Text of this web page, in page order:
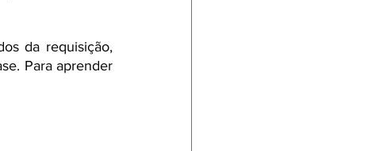
da requisição,
Para aprender